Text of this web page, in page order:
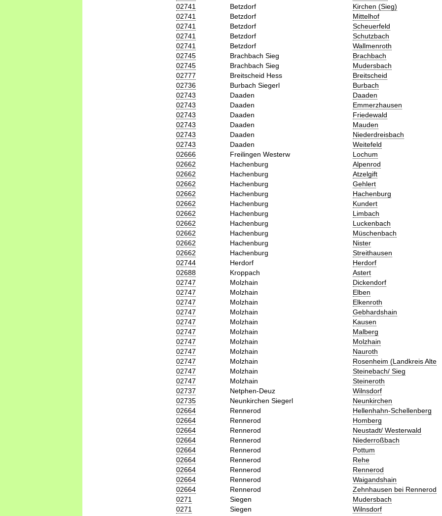
02741
Betzdorf
Kirchen (Sieg)
02741
Betzdorf
Mittelhof
02741
Betzdorf
Scheuerfeld
02741
Betzdorf
Schutzbach
02741
Betzdorf
Wallmenroth
02745
Brachbach Sieg
Brachbach
02745
Brachbach Sieg
Mudersbach
02777
Breitscheid Hess
Breitscheid
02736
Burbach Siegerl
Burbach
02743
Daaden
Daaden
02743
Daaden
Emmerzhausen
02743
Daaden
Friedewald
02743
Daaden
Mauden
02743
Daaden
Niederdreisbach
02743
Daaden
Weitefeld
02666
Freilingen Westerw
Lochum
02662
Hachenburg
Alpenrod
02662
Hachenburg
Atzelgift
02662
Hachenburg
Gehlert
02662
Hachenburg
Hachenburg
02662
Hachenburg
Kundert
02662
Hachenburg
Limbach
02662
Hachenburg
Luckenbach
02662
Hachenburg
Müschenbach
02662
Hachenburg
Nister
02662
Hachenburg
Streithausen
02744
Herdorf
Herdorf
02688
Kroppach
Astert
02747
Molzhain
Dickendorf
02747
Molzhain
Elben
02747
Molzhain
Elkenroth
02747
Molzhain
Gebhardshain
02747
Molzhain
Kausen
02747
Molzhain
Malberg
02747
Molzhain
Molzhain
02747
Molzhain
Nauroth
02747
Molzhain
Rosenheim (Landkreis Alte
02747
Molzhain
Steinebach/ Sieg
02747
Molzhain
Steineroth
02737
Netphen-Deuz
Wilnsdorf
02735
Neunkirchen Siegerl
Neunkirchen
02664
Rennerod
Hellenhahn-Schellenberg
02664
Rennerod
Homberg
02664
Rennerod
Neustadt/ Westerwald
02664
Rennerod
Niederroßbach
02664
Rennerod
Pottum
02664
Rennerod
Rehe
02664
Rennerod
Rennerod
02664
Rennerod
Waigandshain
02664
Rennerod
Zehnhausen bei Rennerod
0271
Siegen
Mudersbach
0271
Siegen
Wilnsdorf